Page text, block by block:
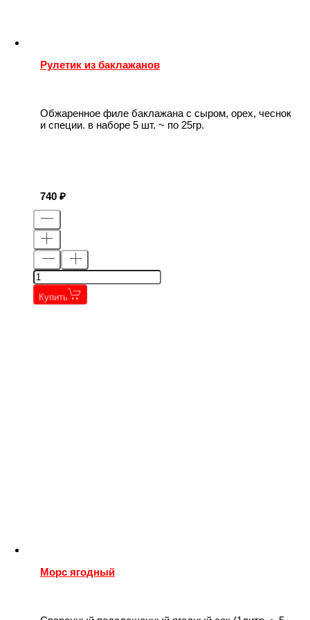
Рулетик из баклажанов
Обжаренное филе баклажана с сыром, орех, чеснок
и специи. в наборе 5 шт. ~ по 25гр.
740
Купить
Морс ягодный